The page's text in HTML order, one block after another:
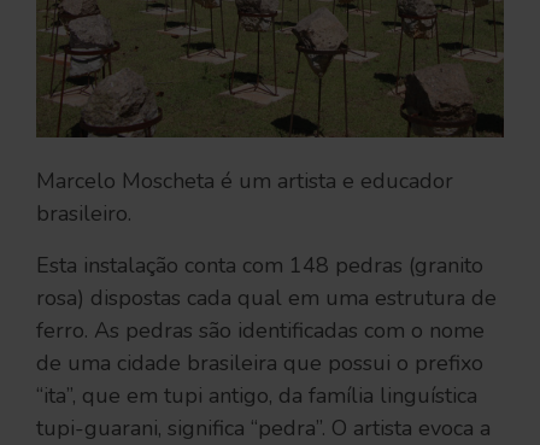
Marcelo Moscheta é um artista e educador
brasileiro.
Esta instalação conta com 148 pedras (granito
rosa) dispostas cada qual em uma estrutura de
ferro. As pedras são identificadas com o nome
de uma cidade brasileira que possui o prefixo
“ita”, que em tupi antigo, da família linguística
tupi-guarani, significa “pedra”. O artista evoca a